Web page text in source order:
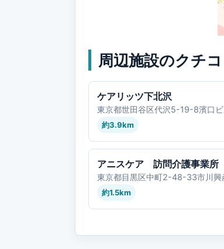
周辺施設のクチ
ケアリッツ下北沢
東京都世田谷区代沢5-19-8濱口ビ
約3.9km
アニスケア 訪問介護事業所
東京都目黒区中町2-48-33市川
約1.5km